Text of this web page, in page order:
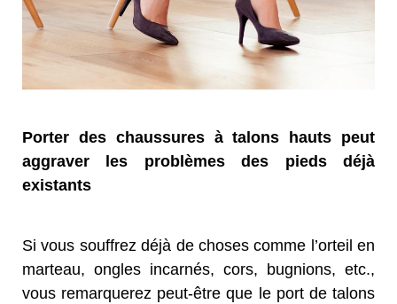
Porter des chaussures à talons hauts peut
aggraver les problèmes des pieds déjà
existants
Si vous souffrez déjà de choses comme l’orteil en
marteau, ongles incarnés, cors, bugnions, etc.,
vous remarquerez peut-être que le port de talons